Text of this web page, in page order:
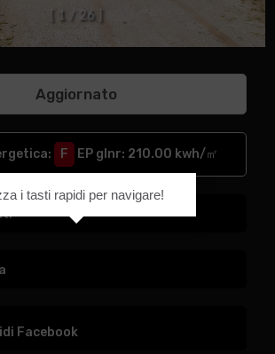
1 / 2 6
Aggiornato
: F EP glnr: 210.00 kwh/㎡
Facebook
i tasti rapidi per navigare!